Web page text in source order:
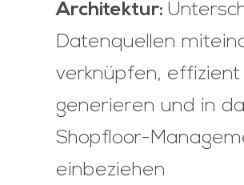
Architektur:
Datenquellen
verknüpfen, effizient
generieren und in
Shopfloor-
einbeziehen